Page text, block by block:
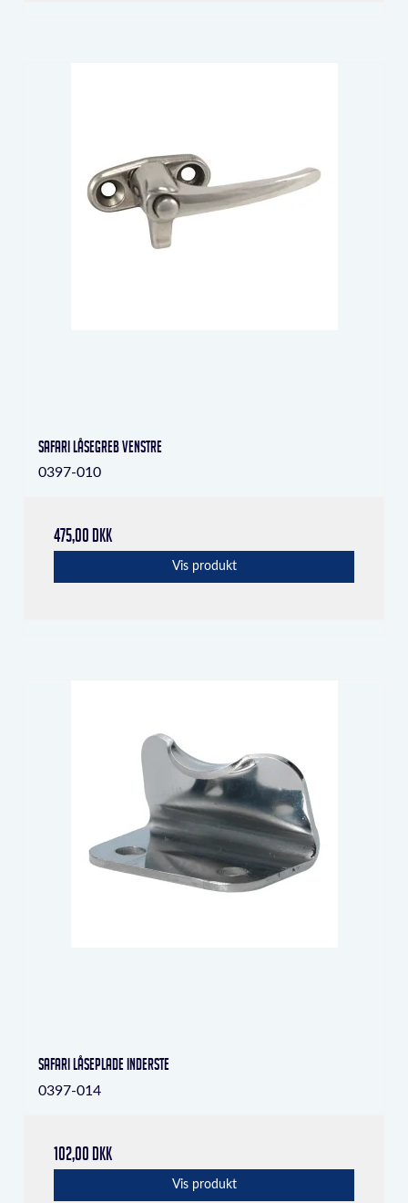
Safari låsegreb venstre
0397-010
475,00 DKK
Vis produkt
Safari låseplade inderste
0397-014
102,00 DKK
Vis produkt